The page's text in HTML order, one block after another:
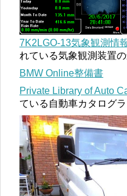
7K2LGO-13気象観測情
れている気象観測装置
BMW Online整備書
Private Library of Auto
ている自動車カタログ